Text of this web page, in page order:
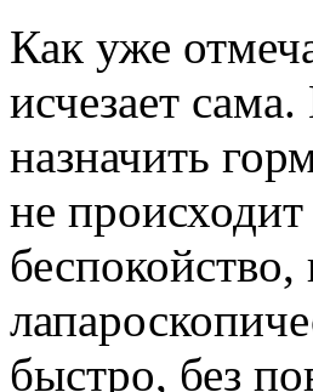
Как уже
исчезает
назначить
не
быстро, без